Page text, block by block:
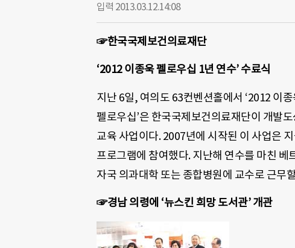
입력 2013.03.12.14:08
☞한국국제보건의료재단
‘2012 이종욱 펠로우십 1년 연수’ 수료식
지난 6일, 여의도 63컨벤션홀에서 ‘2012 이
펠로우십’은 한국국제보건의료재단이 개발
교육 사업이다. 2007년에 시작된 이 사업은
프로그램에 참여했다. 지난해 연수를 마친
자국 의과대학 또는 종합병원에 교수로 근무
☞경남 의령에 ‘뉴스킨 희망 도서관’ 개관